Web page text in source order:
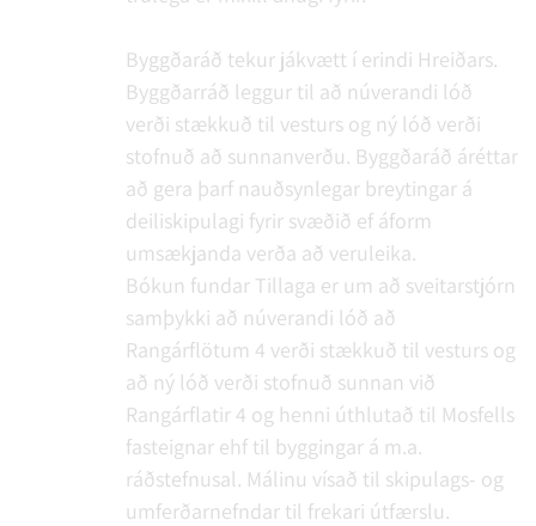
Byggðaráð tekur jákvætt í erindi Hreiðars.
Byggðarráð leggur til að núverandi lóð
verði stækkuð til vesturs og ný lóð verði
stofnuð að sunnanverðu. Byggðaráð áréttar
að gera þarf nauðsynlegar breytingar á
deiliskipulagi fyrir svæðið ef áform
umsækjanda verða að veruleika.
Bókun fundar Tillaga er um að sveitarstjórn
samþykki að núverandi lóð að
Rangárflötum 4 verði stækkuð til vesturs og
að ný lóð verði stofnuð sunnan við
Rangárflatir 4 og henni úthlutað til Mosfells
fasteignar ehf til byggingar á m.a.
ráðstefnusal. Málinu vísað til skipulags- og
umferðarnefndar til frekari útfærslu.